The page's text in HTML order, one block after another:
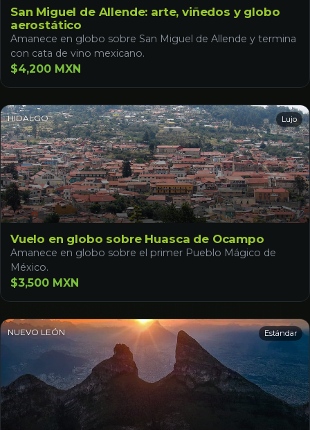
San Miguel de Allende: arte, viñedos y globo
aerostático
Amanece en globo sobre San Miguel de Allende y termina
con cata de vino mexicano.
$4,200 MXN
HIDALGO Lujo
Vuelo en globo sobre Huasca de Ocampo
Amanece en globo sobre el primer Pueblo Mágico de
México.
$3,500 MXN
NUEVO LEÓN Estándar